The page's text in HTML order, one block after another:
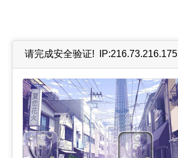
请完成安全验证! IP:216.73.216.175